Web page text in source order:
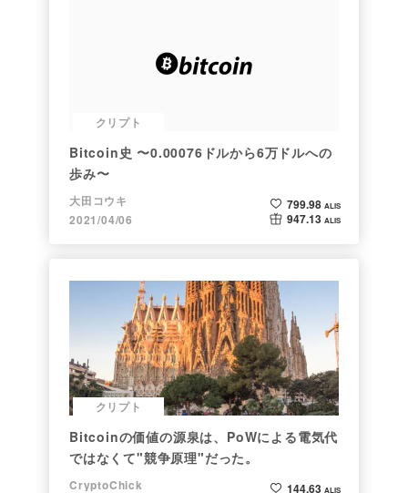
クリプト
Bitcoin史 〜0.00076ドルから6万ドルへの
歩み〜
大田コウキ
2021/04/06
799.98 ALIS
947.13 ALIS
クリプト
Bitcoinの価値の源泉は、PoWによる電気代
ではなくて"競争原理"だった。
CryptoChick 144.63 ALIS